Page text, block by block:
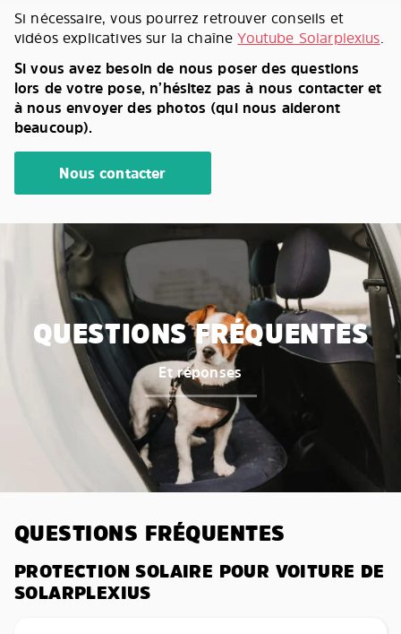
Si nécessaire, vous pourrez retrouver conseils et
vidéos explicatives sur la chaîneYoutube Solarplexius.
Si vous avez besoin de nous poser des questions
lors de votre pose, n’hésitez pas à nous contacter et
à nous envoyer des photos (qui nous aideront
beaucoup).
Nous contacter
QUESTIONS FRÉQUENTES
Et réponses
QUESTIONS FRÉQUENTES
PROTECTION SOLAIRE POUR VOITURE DE
SOLARPLEXIUS